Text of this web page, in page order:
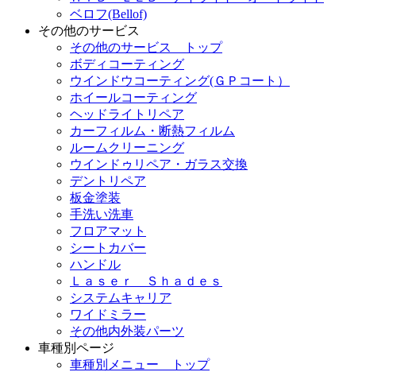
ベロフ(Bellof)
その他のサービス
その他のサービス トップ
ボディコーティング
ウインドウコーティング(ＧＰコート）
ホイールコーティング
ヘッドライトリペア
カーフィルム・断熱フィルム
ルームクリーニング
ウインドゥリペア・ガラス交換
デントリペア
板金塗装
手洗い洗車
フロアマット
シートカバー
ハンドル
Ｌａｓｅｒ Ｓｈａｄｅｓ
システムキャリア
ワイドミラー
その他内外装パーツ
車種別ページ
車種別メニュー トップ